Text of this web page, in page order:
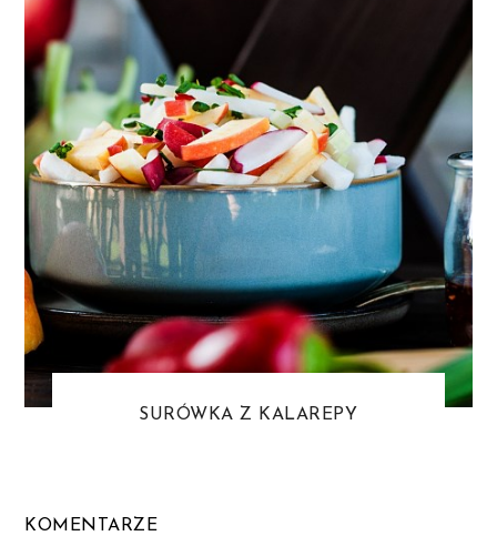
SURÓWKA Z KALAREPY
KOMENTARZE